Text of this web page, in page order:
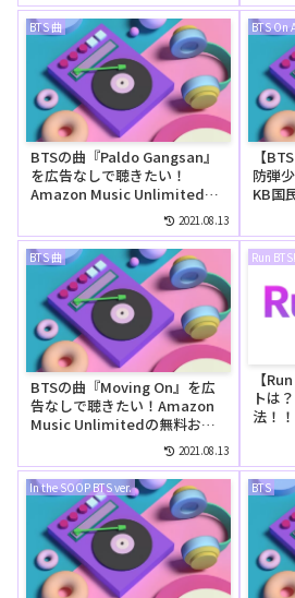
BTS 曲
BTSの曲『Paldo Gangsan』
を広告なしで聴きたい！
Amazon Music Unlimitedの
無料お試しでリピートして聴
ける？
2021.08.13
BTS On
【
防弾
KB国
BTS 曲
BTSの曲『Moving On』を広
告なしで聴きたい！Amazon
Music Unlimitedの無料お試
しでリピートして聴ける？2021.08.13
Run
【
トは
法！
In the SOOP BTS ver. BTS